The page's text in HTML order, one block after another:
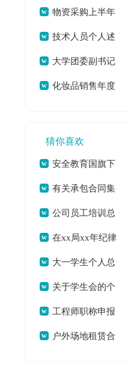
7309字)
建议书[本文共2847
字]
物资采购上半年
个人工作总结(全文
共7962字)
技术人员个人述
职报告(全文共12805
字)
大学团委副书记
竞选演讲稿(精选多
化妆品销售年度
文共17809字)
猜你喜欢
安全教育国旗下
演讲稿5分钟[本文共
4448字]
有关承包合同集
锦6篇(全文共25757
字)
公司员工培训总
结范文汇编七篇(全
文共6141字)
在xx局xx年纪律
教育学习月活动动员
会上的讲话[本文共
6139字]
大一学生个人总
结集合15篇(全文共
21581字)
关于学生会的个
人述职报告模板合集
五篇(全文共7065字)
工程师职称申报
个人总结(通用12篇)
户外场地租赁合